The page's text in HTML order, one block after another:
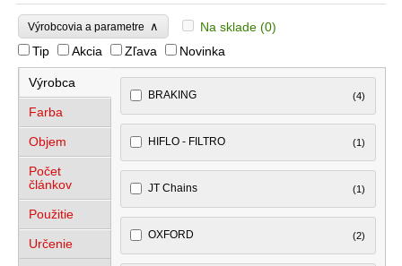
Výrobcovia a parametre ∧ Na sklade (0)
Tip
Akcia Zľava Novinka
Výrobca
Farba
Objem
Počet
článkov
Použitie
Určenie
BRAKING (4)
HIFLO - FILTRO (1)
JT Chains (1)
OXFORD (2)